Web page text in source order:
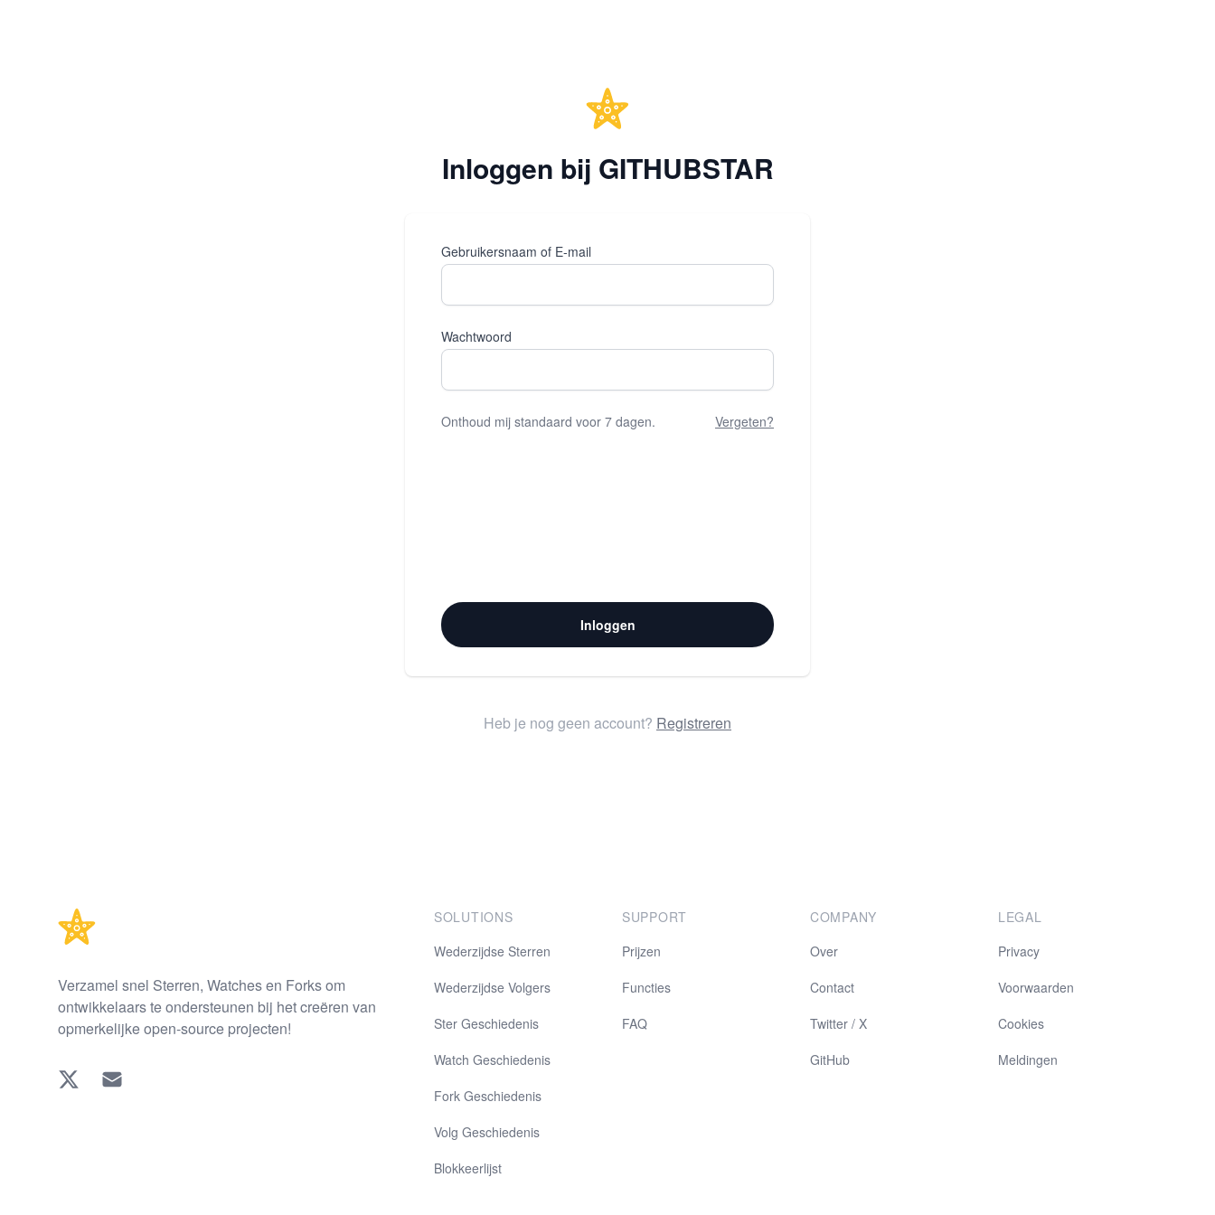
Inloggen bij GITHUBSTAR
Gebruikersnaam of E-mail
Wachtwoord
Onthoud mij standaard voor 7 dagen. Vergeten?
Inloggen
Heb je nog geen account? Registreren
Verzamel snel Sterren, Watches en Forks om
ontwikkelaars te ondersteunen bij het creëren van
opmerkelijke open-source projecten!
Twitter EMAIL
SOLUTIONS
Wederzijdse Sterren
Wederzijdse Volgers
Ster Geschiedenis
Watch Geschiedenis
Fork Geschiedenis
Volg Geschiedenis
Blokkeerlijst
SUPPORT
Prijzen
Functies
FAQ
COMPANY
Over
Contact
Twitter / X
GitHub
LEGAL
Privacy
Voorwaarden
Cookies
Meldingen